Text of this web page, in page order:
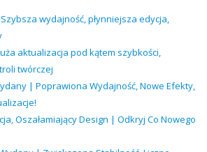
wydajność, płynniejsza edycja,
aktualizacja pod kątem szybkości,
twórczej
| Poprawiona Wydajność, Nowe Efekty,
Oszałamiający Design | Odkryj Co Nowego